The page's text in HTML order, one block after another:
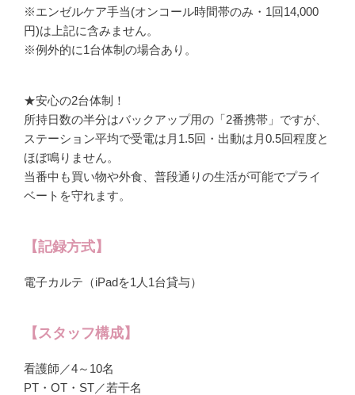
※エンゼルケア手当(オンコール時間帯のみ・1回14,000
円)は上記に含みません。
※例外的に1台体制の場合あり。
★安心の2台体制！
所持日数の半分はバックアップ用の「2番携帯」ですが、
ステーション平均で受電は月1.5回・出動は月0.5回程度と
ほぼ鳴りません。
当番中も買い物や外食、普段通りの生活が可能でプライ
ベートを守れます。
【記録方式】
電子カルテ（iPadを1人1台貸与）
【スタッフ構成】
看護師／4～10名
PT・OT・ST／若干名